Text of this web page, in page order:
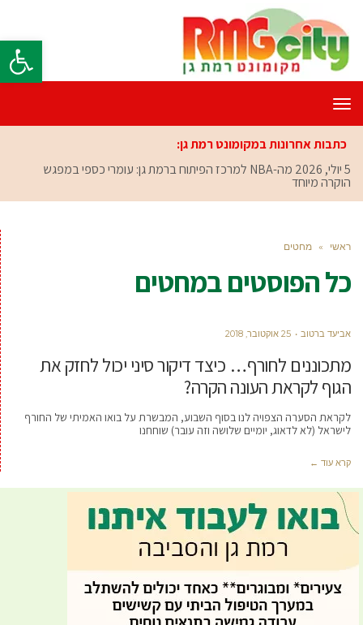
פתח
תפריט
כתבות אחרונות במקומונט רמת גן:
5 יולי, 2026
מה-NBA למרכז הפיתוח ברמת גן: עומרי כספי במפגש
הוקרה מיוחד
ראשי » מחטים
כל הפוסטים במחטים
אביעד ברטוב 25 אוקטובר, 2018
מתכוננים לחורף… כיצד דיקור סיני יכול לחזק את
הגוף לקראת העונה הקרה?
לקראת הסערה הצפויה לנו בסוף השבוע, המבשרת על בואו האמיתי של החורף
לישראל (לא לדאוג, יומיים שלושה וזה עובר) שוחחנו
קרא עוד ←